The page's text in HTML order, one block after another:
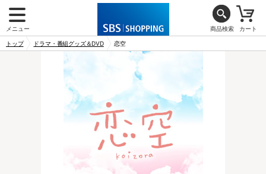
メニュー 商品検索 カート
トップ ドラマ・番組グッズ＆DVD 恋空